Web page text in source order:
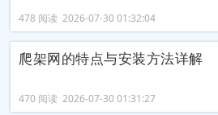
478 阅读 2026-07-30 01:32:04
爬架网的特点与安装方法详解
470 阅读 2026-07-30 01:31:27